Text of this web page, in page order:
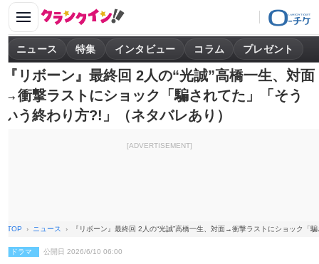
ニュース 特集 インタビュー コラム プレゼント
『リボーン』最終回 2人の“光誠”高橋一生、対面
→衝撃ラストにショック「騙されてた」「そう
いう終わり方?!」（ネタバレあり）
[ADVERTISEMENT]
TOP ニュース 『リボーン』最終回 2人の“光誠”高橋一生、対面→衝撃ラストにショック「
ドラマ 公開日 2026/6/10 06:00